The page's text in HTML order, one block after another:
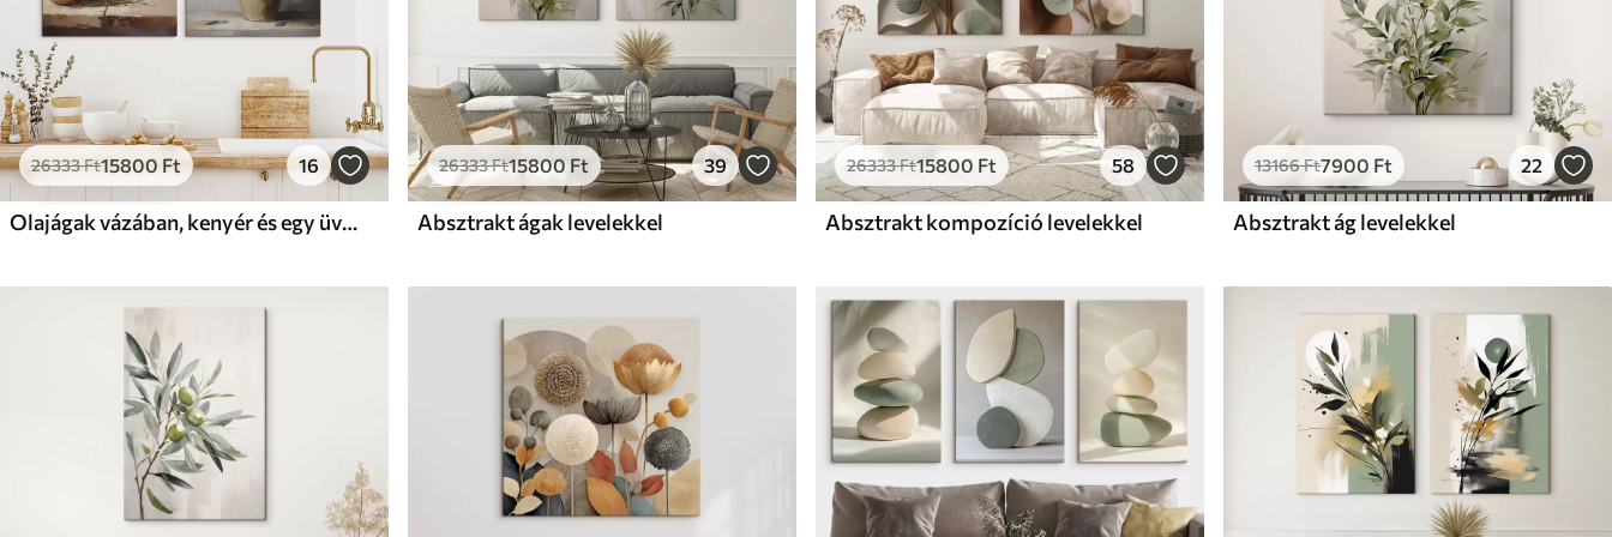
26333Ft15800 Ft 16
Olajágak vázában, kenyér és egy üveg olaj, festménymásolat
26333Ft15800 Ft 39
Absztrakt ágak levelekkel
26333Ft15800 Ft 58
Absztrakt kompozíció levelekkel
13166Ft7900 Ft 22
Absztrakt ág levelekkel